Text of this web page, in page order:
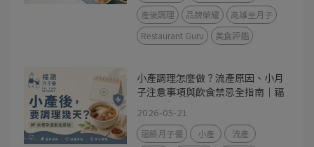
產後調理
品牌榮耀
高雄坐月子
Restaurant Guru
美食評鑑
小產調理怎麼做？流產原因、小月
子注意事項與飲食禁忌全指南｜福
韻月子餐
2026-05-21
福韻月子餐 小產
流產